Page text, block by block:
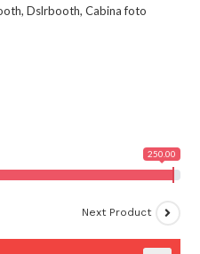
Dslrbooth, Cabina foto
250.00
Next Product